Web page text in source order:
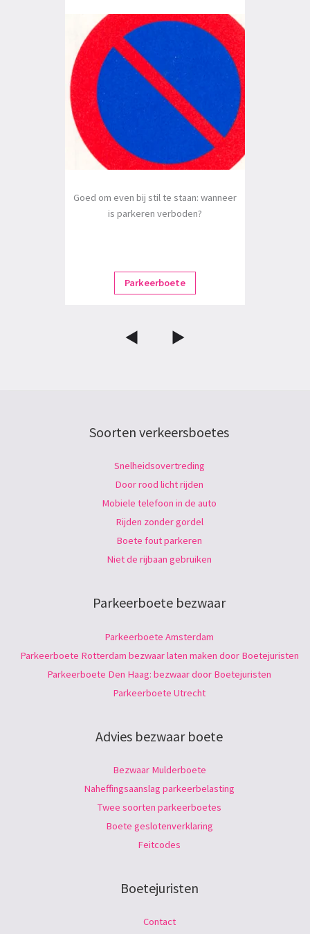
Goed om even bij stil te staan: wanneer
is parkeren verboden?
Parkeerboete
Soorten verkeersboetes
Snelheidsovertreding
Door rood licht rijden
Mobiele telefoon in de auto
Rijden zonder gordel
Boete fout parkeren
Niet de rijbaan gebruiken
Parkeerboete bezwaar
Parkeerboete Amsterdam
Parkeerboete Rotterdam bezwaar laten maken door Boetejuristen
Parkeerboete Den Haag: bezwaar door Boetejuristen
Parkeerboete Utrecht
Advies bezwaar boete
Bezwaar Mulderboete
Naheffingsaanslag parkeerbelasting
Twee soorten parkeerboetes
Boete geslotenverklaring
Feitcodes
Boetejuristen
Contact